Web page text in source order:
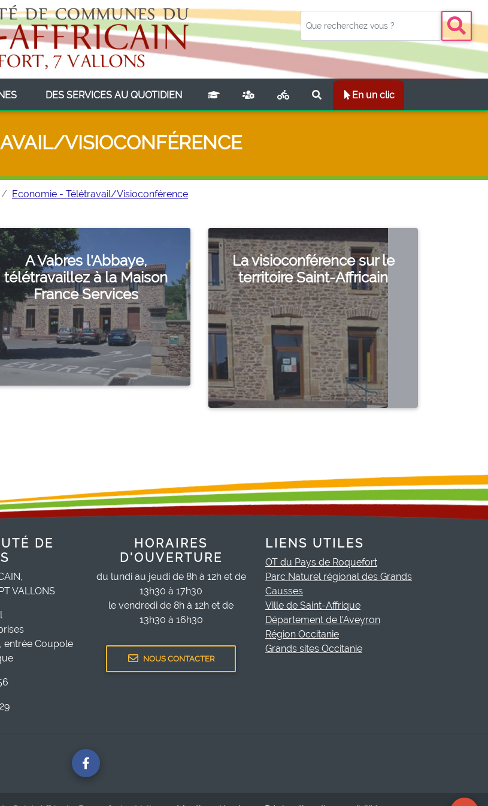
(CURRENT)DES SERVICES AU QUOTIDIEN(CURRENT) En un clic
VISIOCONFÉRENCE
Economie - Télétravail/Visioconférence
A Vabres l'Abbaye,
télétravaillez à la Maison
France Services
La visioconférence sur le
territoire Saint-Affricain
DE
VALLONS
entrée Coupole
HORAIRES
D'OUVERTURE
du lundi au jeudi de 8h à 12h et de
13h30 à 17h30
le vendredi de 8h à 12h et de
13h30 à 16h30
NOUS CONTACTER
LIENS UTILES
OT du Pays de Roquefort
Parc Naturel régional des Grands
Causses
Ville de Saint-Affrique
Département de l'Aveyron
Région Occitanie
Grands sites Occitanie